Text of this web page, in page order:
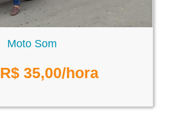
Moto Som
R$ 35,00/hora